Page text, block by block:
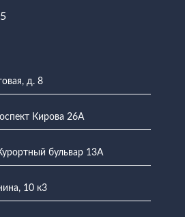
д. 8
Кирова 26А
бульвар 13А
10 к3